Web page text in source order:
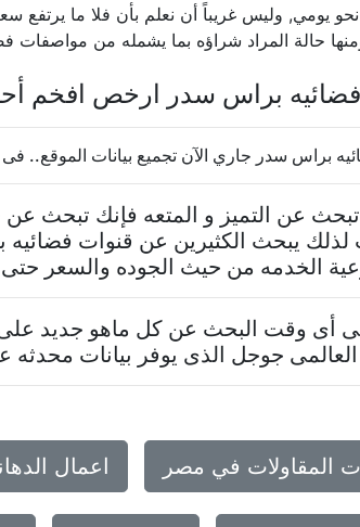
يومي, وليس غريباً أن نعلم بأن فلا ما يرتفع
حالة المراد شراؤه بما يشمله من مواصفات
براس سدر ارخص افخم
براس سدر جاري الآن تجميع بيانات الموقع.. فى حالة
تبحث عن التميز و المتعه فإنك تبحث
يبحث الكثيرين عن قنوات
الخدمه من حيث الجوده والسعر
أى وقت البحث عن كل ماهو جديد على
جوجل الذى يوفر بيانات محدثه
المقاولات في مصر اعمال